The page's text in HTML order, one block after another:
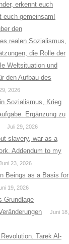
erkennt euch
euch gemeinsam!
den
realen Sozialismus,
die Rolle der
Weltsituation und
den Aufbau des
2026
Sozialismus, Krieg
Ergänzung zu
Juli 29, 2026
slavery, war as a
Addendum to my
23, 2026
Beings as a Basis for
19, 2026
Grundlage
Juni 18,
Tarek Al-